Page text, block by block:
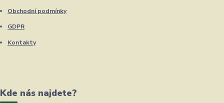
Obchodní podmínky
GDPR
Kontakty
Kde nás najdete?